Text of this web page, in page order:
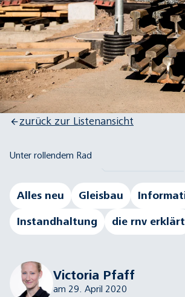
zurück zur Listenansicht
Unter rollendem Rad
Alles neu Gleisbau
Instandhaltung die rnv erklärt
Victoria Pfaff
am 29. April 2020